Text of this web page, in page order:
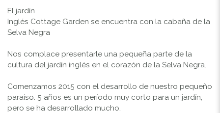
El jardín
Inglés Cottage Garden se encuentra con la cabaña de la
Selva Negra
Nos complace presentarle una pequeña parte de la
cultura del jardín inglés en el corazón de la Selva Negra.
Comenzamos 2015 con el desarrollo de nuestro pequeño
paraíso. 5 años es un período muy corto para un jardín,
pero se ha desarrollado mucho.